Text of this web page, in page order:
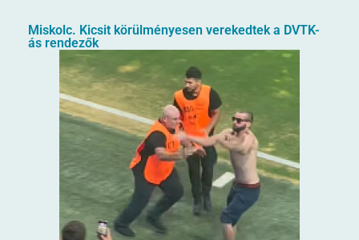
Miskolc. Kicsit körülményesen verekedtek a DVTK-
ás rendezők